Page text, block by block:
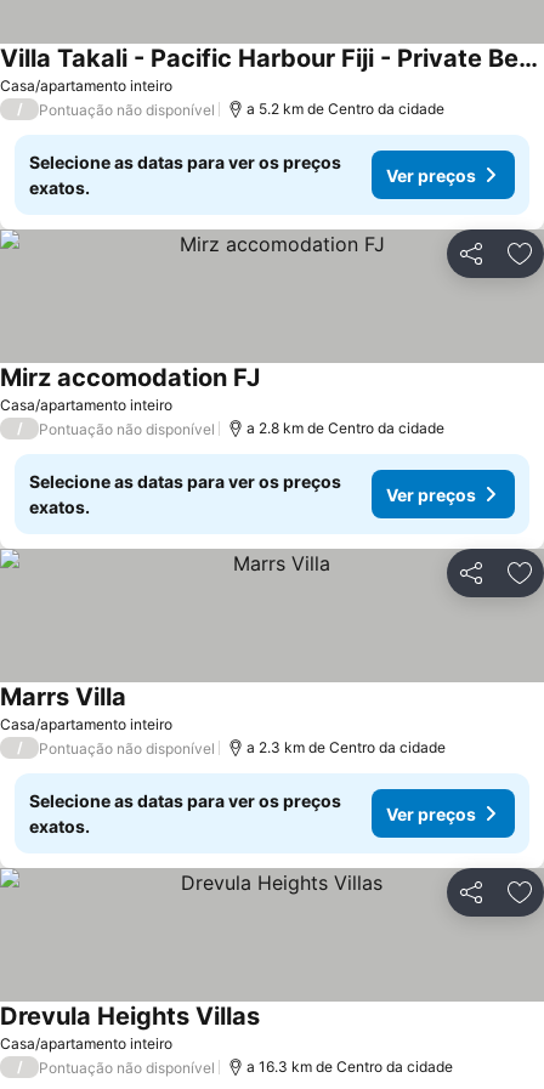
Casa/apartamento inteiro
Villa Takali - Pacific Harbour Fiji - Private Beachfront Villa -
Ver preços
/ Pontuação não disponível a 5.2 km de Centro da cidade
Selecione as datas para ver os preços
exatos.
Ver preços
Partilhar
Casa/apartamento inteiro
Mirz accomodation FJ
/ Pontuação não disponível a 2.8 km de Centro da cidade
Selecione as datas para ver os preços
exatos.
Ver preços
Partilhar
Casa/apartamento inteiro
Marrs Villa
/ Pontuação não disponível a 2.3 km de Centro da cidade
Selecione as datas para ver os preços
exatos.
Ver preços
Partilhar
Casa/apartamento inteiro
Drevula Heights VillasVer preços
/ Pontuação não disponível a 16.3 km de Centro da cidade